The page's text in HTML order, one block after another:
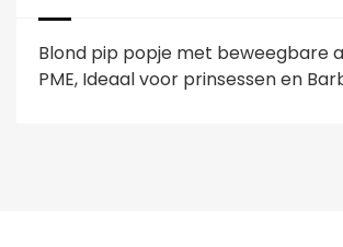
Blond pip popje met beweegbare
PME, Ideaal voor prinsessen en